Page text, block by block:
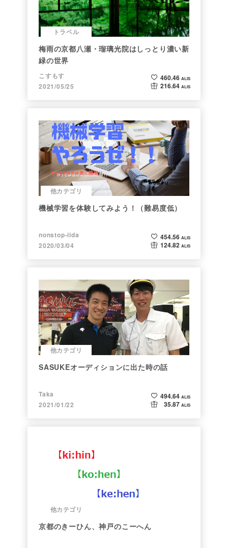
トラベル
梅雨の京都八瀬・瑠璃光院はしっとり濃い新
緑の世界
こすもす
2021/05/25
460.46 ALIS
216.64 ALIS
他カテゴリ
機械学習を体験してみよう！（難易度低）
nonstop-iida
2020/03/04
454.56 ALIS
124.82 ALIS
他カテゴリ
SASUKEオーディションに出た時の話
Taka
2021/01/22
494.64 ALIS
35.87 ALIS
他カテゴリ
京都のきーひん、神戸のこーへん